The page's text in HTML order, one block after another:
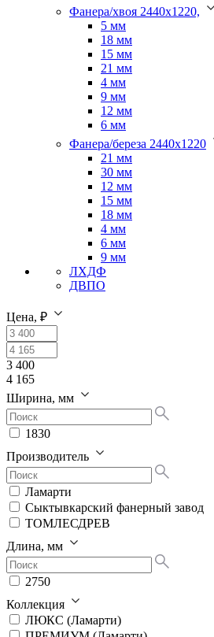
Фанера/хвоя 2440х1220,
5 мм
18 мм
15 мм
21 мм
4 мм
9 мм
12 мм
6 мм
Фанера/береза 2440х1220
21 мм
30 мм
12 мм
15 мм
18 мм
4 мм
6 мм
9 мм
ЛХДФ
ДВПО
Цена, ₽
3 400
4 165
Ширина, мм
1830
Производитель
Ламарти
Сыктывкарский фанерный завод
ТОМЛЕСДРЕВ
Длина, мм
2750
Коллекция
ЛЮКС (Ламарти)